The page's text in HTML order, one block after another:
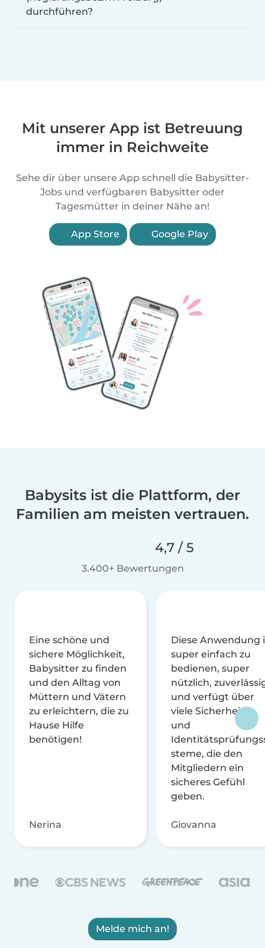
durchführen?
Mit unserer App ist Betreuung
immer in Reichweite
Sehe dir über unsere App schnell die Babysitter-
Jobs und verfügbaren Babysitter oder
Tagesmütter in deiner Nähe an!
App Store Google Play
Babysits ist die Plattform, der
Familien am meisten vertrauen.
4,7 / 5
3.400+ Bewertungen
Eine schöne und
sichere Möglichkeit,
Babysitter zu finden
und den Alltag von
Müttern und Vätern
zu erleichtern, die zu
Hause Hilfe
benötigen!
Nerina
Diese Anwendung
super einfach zu
bedienen, super
nützlich,
und verfügt über
viele Sicherheits-
und
steme, die den
Mitgliedern ein
sicheres Gefühl
geben.
Giovanna
Melde mich an!